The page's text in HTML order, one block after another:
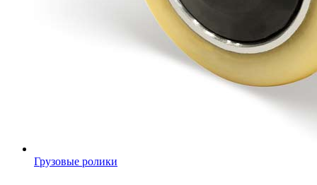
Грузовые ролики